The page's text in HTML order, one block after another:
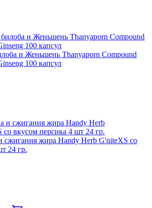
и Женьшень Thanyaporn Compound
100 капсул
сжигания жира Handy Herb G'niteXS со
24 гр.